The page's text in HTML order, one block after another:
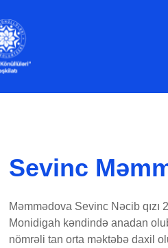
Sevinc
Məmmədova Sevinc Nəcib
Monidigah kəndində anadan
nömrəli tan orta məktəbə daxil